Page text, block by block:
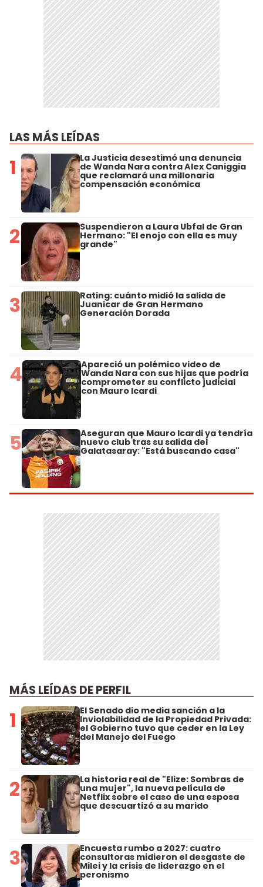
LAS MÁS LEÍDAS
1 La Justicia desestimó una denuncia
de Wanda Nara contra Alex Caniggia
que reclamará una millonaria
compensación económica
2 Suspendieron a Laura Ubfal de Gran
Hermano: "El enojo con ella es muy
grande"
3 Rating: cuánto midió la salida de
Juanicar de Gran Hermano
Generación Dorada
4 Apareció un polémico video de
Wanda Nara con sus hijas que podría
comprometer su conflicto judicial
con Mauro Icardi
5 Aseguran que Mauro Icardi ya tendría
nuevo club tras su salida del
Galatasaray: "Está buscando casa"
MÁS LEÍDAS DE PERFIL
1 El Senado dio media sanción a la
Inviolabilidad de la Propiedad Privada:
el Gobierno tuvo que ceder en la Ley
del Manejo del Fuego
2 La historia real de "Elize: Sombras de
una mujer", la nueva película de
Netflix sobre el caso de una esposa
que descuartizó a su marido
3 Encuesta rumbo a 2027: cuatro
consultoras midieron el desgaste de
Milei y la crisis de liderazgo en el
peronismo